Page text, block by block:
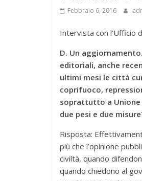
Febbraio 6, 2016
Intervista con l’Ufficio
D. Un
editoriali, anche
ultimi mesi le città
coprifuoco,
soprattutto a Unione
due pesi e due
Risposta:
più che l’opinione
civiltà, quando
quando chiedono al